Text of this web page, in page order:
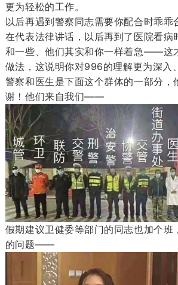
更为轻松的工作。
以后再遇到警察同志需要你配合时乖乖
在代表法律讲话，以后再到了医院看病
和一些、他们其实和你一样着急——这
做法，这说明你对996的理解更为深入
警察和医生是下面这个群体的一部分，
谢！他们来自我们——
假期建议卫健委等部门的同志也加个班
的问题——